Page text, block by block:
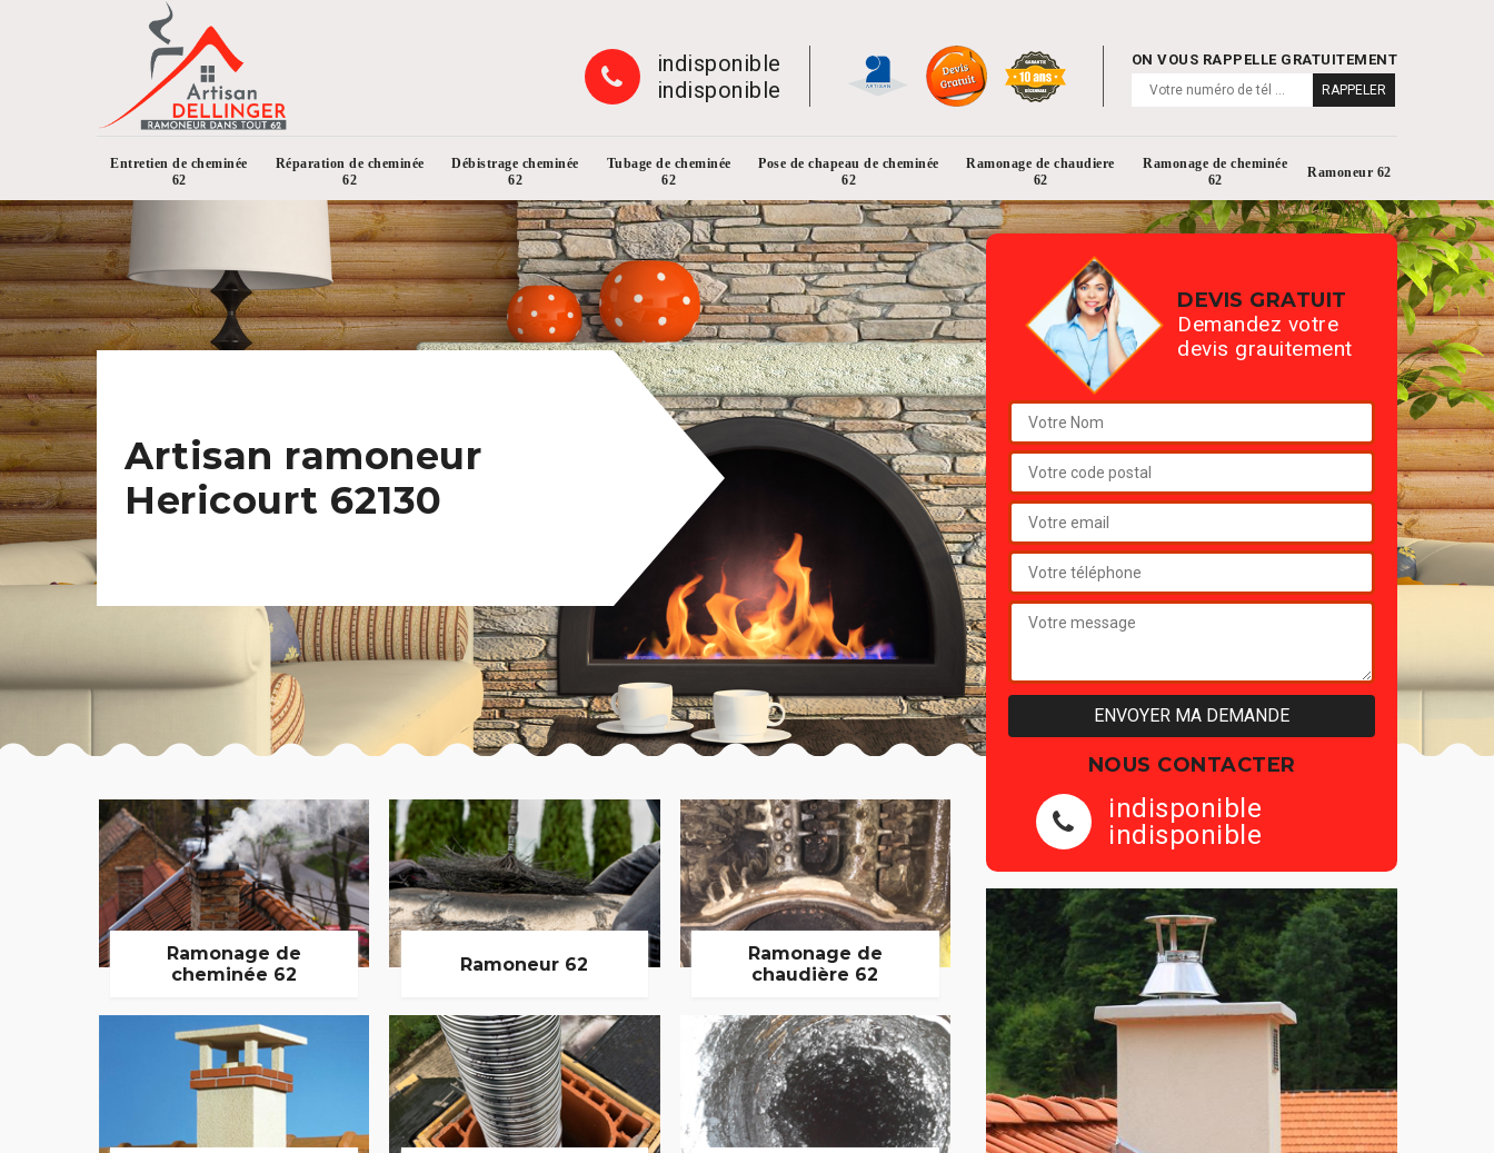
indisponible
indisponible
ON VOUS RAPPELLE GRATUITEMENT
Entretien de cheminée
62
Réparation de cheminée
62
Débistrage cheminée
62
Tubage de cheminée
62
Pose de chapeau de cheminée
62
Ramonage de chaudiere
62
Ramonage de cheminée
62
Ramoneur 62
Artisan ramoneur
Hericourt 62130
Ramonage de
cheminée 62
Ramoneur 62
Ramonage de
chaudière 62
DEVIS GRATUIT
Demandez votre
devis grauitement
NOUS CONTACTER
indisponible
indisponible